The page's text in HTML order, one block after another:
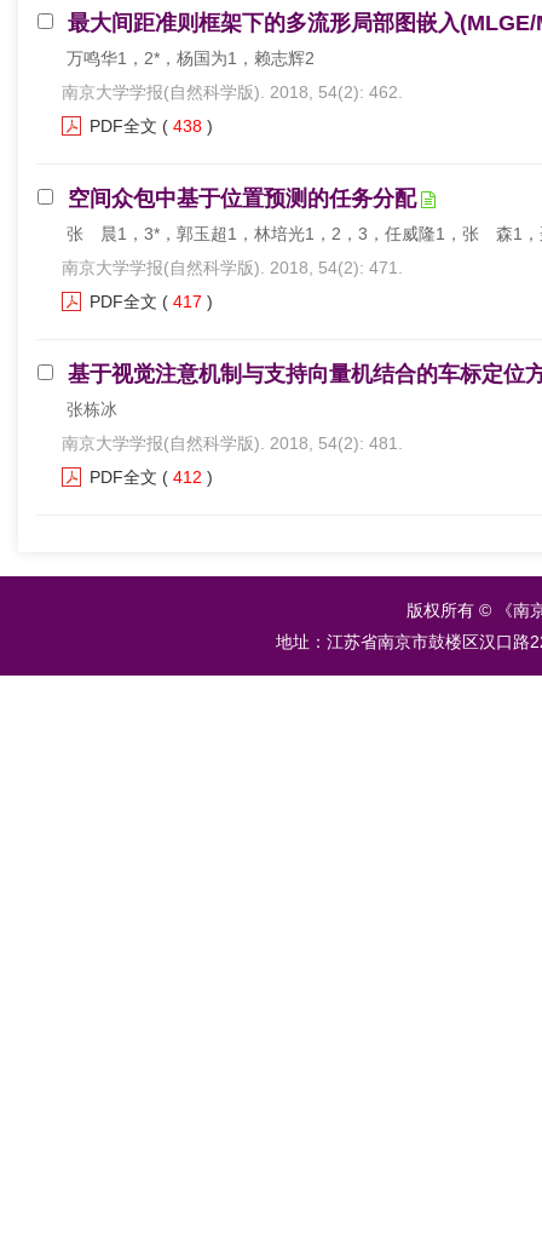
最大间距准则框架下的多流形局部图嵌入(MLGE/
万鸣华1，2*，杨国为1，赖志辉2
南京大学学报(自然科学版). 2018, 54(2): 462.
PDF全文 ( 438 )
空间众包中基于位置预测的任务分配
张 晨1，3*，郭玉超1，林培光1，2，3，任威隆1，张 森1
南京大学学报(自然科学版). 2018, 54(2): 471.
PDF全文 ( 417 )
基于视觉注意机制与支持向量机结合的车标定位
张栋冰
南京大学学报(自然科学版). 2018, 54(2): 481.
PDF全文 ( 412 )
版权所有 © 《南
地址：江苏省南京市鼓楼区汉口